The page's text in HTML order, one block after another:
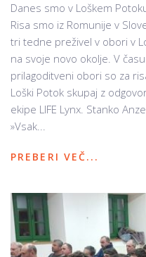
Danes smo v Loškem
Risa smo iz Romunije v
tri tedne preživel v obori v
na svoje novo okolje. V
prilagoditveni obori so za
Loški Potok skupaj z
ekipe LIFE Lynx. Stanko
»Vsak...
PREBERI VEČ...